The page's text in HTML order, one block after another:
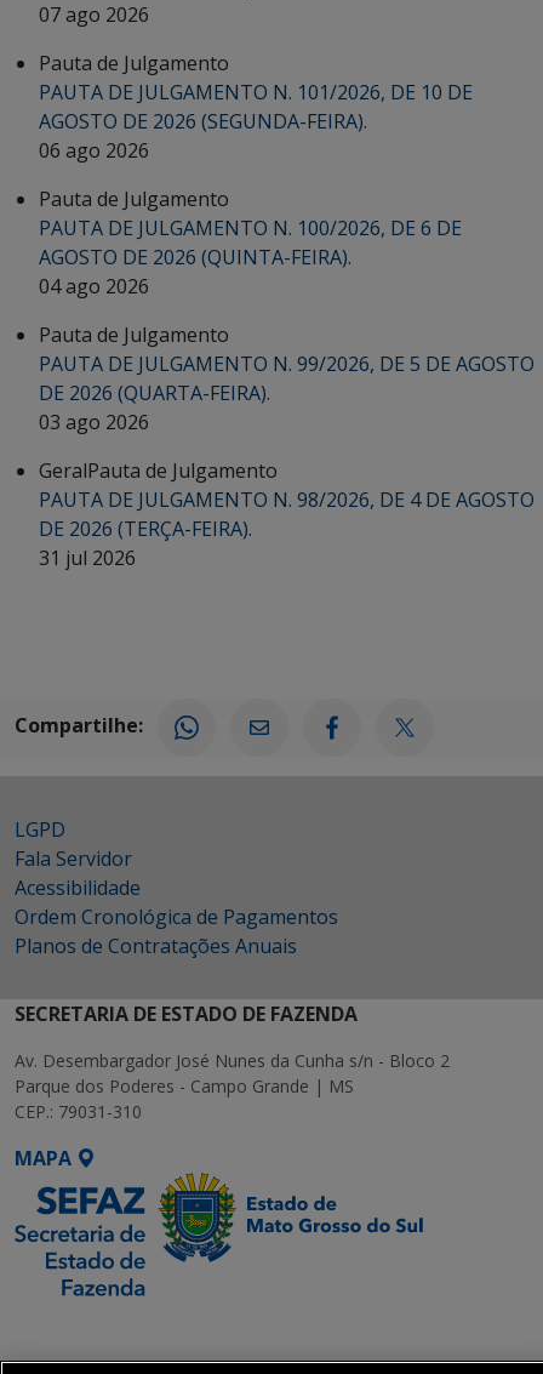
07 ago 2026
Pauta de Julgamento
PAUTA DE JULGAMENTO N. 101/2026, DE 10 DE
AGOSTO DE 2026 (SEGUNDA-FEIRA).
06 ago 2026
Pauta de Julgamento
PAUTA DE JULGAMENTO N. 100/2026, DE 6 DE
AGOSTO DE 2026 (QUINTA-FEIRA).
04 ago 2026
Pauta de Julgamento
PAUTA DE JULGAMENTO N. 99/2026, DE 5 DE AGOSTO
DE 2026 (QUARTA-FEIRA).
03 ago 2026
GeralPauta de Julgamento
PAUTA DE JULGAMENTO N. 98/2026, DE 4 DE AGOSTO
DE 2026 (TERÇA-FEIRA).
31 jul 2026
Compartilhe:
LGPD
Fala Servidor
Acessibilidade
Ordem Cronológica de Pagamentos
Planos de Contratações Anuais
SECRETARIA DE ESTADO DE FAZENDA
Av. Desembargador José Nunes da Cunha s/n - Bloco 2
Parque dos Poderes - Campo Grande | MS
CEP.: 79031-310
MAPA
Executiva de